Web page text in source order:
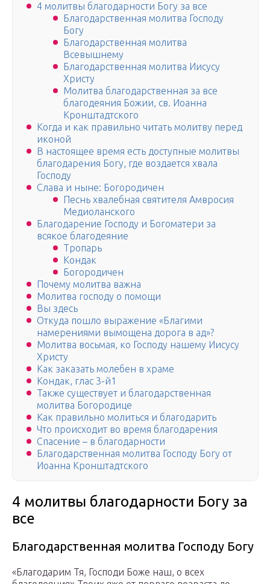
4 молитвы благодарности Богу за все
Благодарственная молитва Господу
Богу
Благодарственная молитва
Всевышнему
Благодарственная молитва Иисусу
Христу
Молитва благодарственная за все
благодеяния Божии, св. Иоанна
Кронштадтского
Когда и как правильно читать молитву перед
иконой
В настоящее время есть доступные молитвы
благодарения Богу, где воздается хвала
Господу
Слава и ныне: Богородичен
Песнь хвалебная святителя Амвросия
Медиоланского
Благодарение Господу и Богоматери за
всякое благодеяние
Тропарь
Кондак
Богородичен
Почему молитва важна
Молитва господу о помощи
Вы здесь
Откуда пошло выражение «Благими
намерениями вымощена дорога в ад»?
Молитва восьмая, ко Господу нашему Иисусу
Христу
Как заказать молебен в храме
Кондак, глас 3-й1
Также существует и благодарственная
молитва Богородице
Как правильно молиться и благодарить
Что происходит во время благодарения
Спасение – в благодарности
Благодарственная молитва Господу Богу от
Иоанна Кронштадтского
4 молитвы благодарности Богу за
все
Благодарственная молитва Господу Богу
«Благодарим Тя, Господи Боже наш, о всех